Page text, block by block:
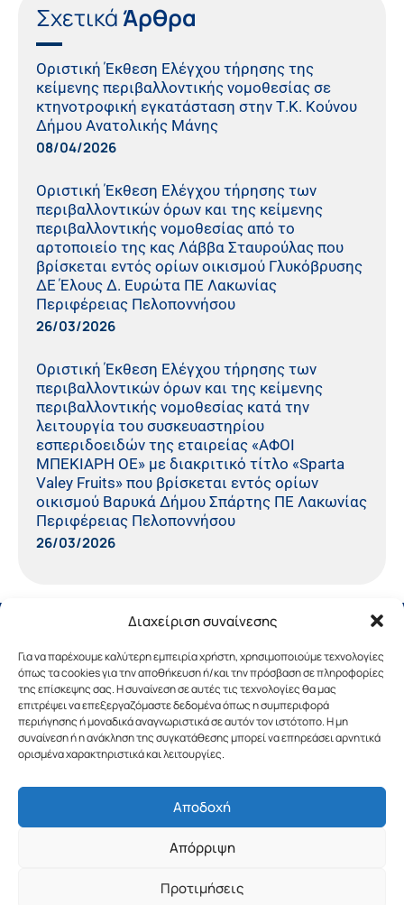
Διαχείριση συναίνεσης
Για να παρέχουμε καλύτερη εμπειρία χρήστη, χρησιμοποιούμε τεχνολογίες
όπως τα cookies για την αποθήκευση ή/και την πρόσβαση σε πληροφορίες
της επίσκεψης σας. Η συναίνεση σε αυτές τις τεχνολογίες θα μας
επιτρέψει να επεξεργαζόμαστε δεδομένα όπως η συμπεριφορά
περιήγησης ή μοναδικά αναγνωριστικά σε αυτόν τον ιστότοπο. Η μη
συναίνεση ή η ανάκληση της συγκατάθεσης μπορεί να επηρεάσει αρνητικά
ορισμένα χαρακτηριστικά και λειτουργίες.
Αποδοχή
Απόρριψη
Προτιμήσεις
Σχετικά Άρθρα
Οριστική Έκθεση Ελέγχου τήρησης της
κείμενης περιβαλλοντικής νομοθεσίας σε
κτηνοτροφική εγκατάσταση στην Τ.Κ. Κούνου
Δήμου Ανατολικής Μάνης
08/04/2026
Οριστική Έκθεση Ελέγχου τήρησης των
περιβαλλοντικών όρων και της κείμενης
περιβαλλοντικής νομοθεσίας από το
αρτοποιείο της κας Λάββα Σταυρούλας που
βρίσκεται εντός ορίων οικισμού Γλυκόβρυσης
ΔΕ Έλους Δ. Ευρώτα ΠΕ Λακωνίας
Περιφέρειας Πελοποννήσου
26/03/2026
Οριστική Έκθεση Ελέγχου τήρησης των
περιβαλλοντικών όρων και της κείμενης
περιβαλλοντικής νομοθεσίας κατά την
λειτουργία του συσκευαστηρίου
εσπεριδοειδών της εταιρείας «ΑΦΟΙ
ΜΠΕΚΙΑΡΗ ΟΕ» με διακριτικό τίτλο «Sparta
Valey Fruits» που βρίσκεται εντός ορίων
οικισμού Βαρυκά Δήμου Σπάρτης ΠΕ Λακωνίας
Περιφέρειας Πελοποννήσου
26/03/2026
Copyright © 2019 Περιφέρεια Πελοποννήσου.
Σχεδιασμός & Υλοποίηση από την